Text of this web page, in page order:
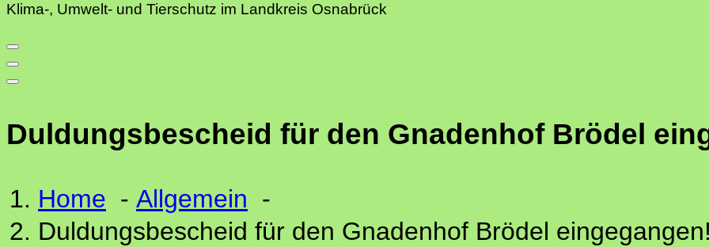
Klima-, Umwelt- und Tierschutz im Landkreis Osnabrück
Duldungsbescheid für den Gnadenhof Brödel
Home - Allgemein -
Duldungsbescheid für den Gnadenhof Brödel